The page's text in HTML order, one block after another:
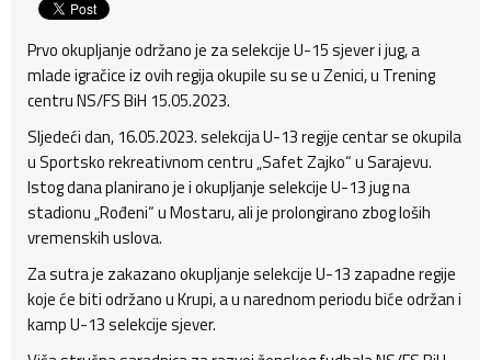
Prvo okupljanje održano je za selekcije U-15 sjever i jug, a
mlade igračice iz ovih regija okupile su se u Zenici, u Trening
centru NS/FS BiH 15.05.2023.
Sljedeći dan, 16.05.2023. selekcija U-13 regije centar se okupila
u Sportsko rekreativnom centru „Safet Zajko“ u Sarajevu.
Istog dana planirano je i okupljanje selekcije U-13 jug na
stadionu „Rođeni“ u Mostaru, ali je prolongirano zbog loših
vremenskih uslova.
Za sutra je zakazano okupljanje selekcije U-13 zapadne regije
koje će biti održano u Krupi, a u narednom periodu biće održan i
kamp U-13 selekcije sjever.